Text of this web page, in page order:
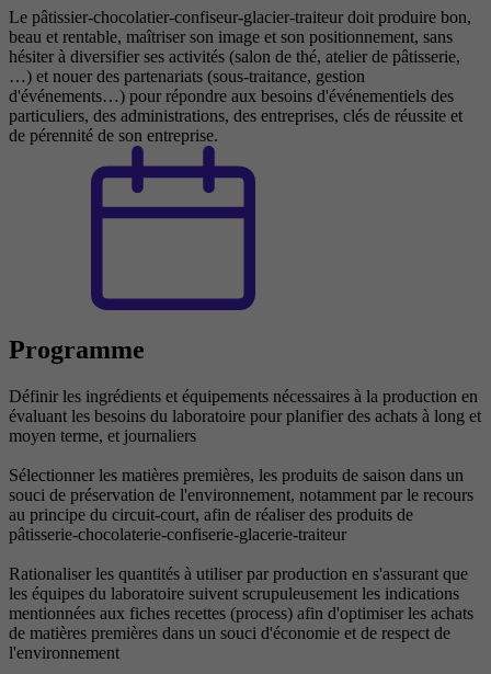
Le pâtissier-chocolatier-confiseur-glacier-traiteur doit produire bon,
beau et rentable, maîtriser son image et son positionnement, sans
hésiter à diversifier ses activités (salon de thé, atelier de pâtisserie,
…) et nouer des partenariats (sous-traitance, gestion
d'événements…) pour répondre aux besoins d'événementiels des
particuliers, des administrations, des entreprises, clés de réussite et
de pérennité de son entreprise.
Programme
Définir les ingrédients et équipements nécessaires à la production en
évaluant les besoins du laboratoire pour planifier des achats à long et
moyen terme, et journaliers
Sélectionner les matières premières, les produits de saison dans un
souci de préservation de l'environnement, notamment par le recours
au principe du circuit-court, afin de réaliser des produits de
pâtisserie-chocolaterie-confiserie-glacerie-traiteur
Rationaliser les quantités à utiliser par production en s'assurant que
les équipes du laboratoire suivent scrupuleusement les indications
mentionnées aux fiches recettes (process) afin d'optimiser les achats
de matières premières dans un souci d'économie et de respect de
l'environnement